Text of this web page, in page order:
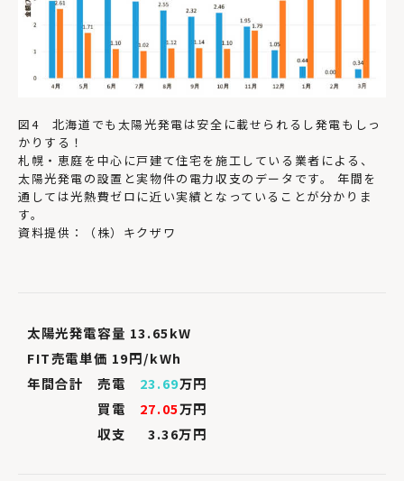
図4 北海道でも太陽光発電は安全に載せられるし発電もしっ
かりする！
札幌・恵庭を中心に戸建て住宅を施工している業者による、
太陽光発電の設置と実物件の電力収支のデータです。 年間を
通しては光熱費ゼロに近い実績となっていることが分かりま
す。
資料提供：（株）キクザワ
太陽光発電容量 13.65kW
FIT売電単価 19円/kWh
年間合計 売電 23.69万円
買電 27.05万円
収支 3.36万円